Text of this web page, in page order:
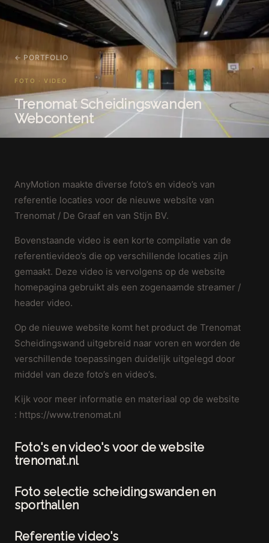
← PORTFOLIO
FOTO · VIDEO
Trenomat Scheidingswanden
Webcontent
AnyMotion maakte diverse foto’s en video’s van
referentie locaties voor de nieuwe website van
Trenomat / De Graaf en van Stijn BV.
Bovenstaande video is een korte compilatie van de
referentievideo’s die op verschillende locaties zijn
gemaakt. Deze video is vervolgens op de website
homepagina gebruikt als een zogenaamde streamer /
header video.
Op de nieuwe website komt het product de Trenomat
Scheidingswand uitgebreid naar voren en worden de
verschillende toepassingen duidelijk uitgelegd door
middel van deze foto’s en video’s.
Kijk voor meer informatie en materiaal op de website
: https://www.trenomat.nl
Foto's en video's voor de website
trenomat.nl
Foto selectie scheidingswanden en
sporthallen
Referentie video's